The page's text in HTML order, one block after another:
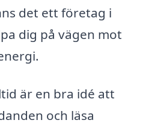
det ett företag i
dig på vägen mot
är en bra idé att
och läsa